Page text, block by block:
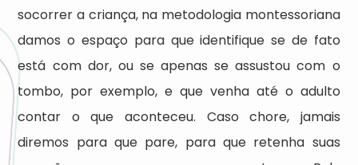
socorrer a criança, na metodologia montessoriana
damos o espaço para que identifique se de fato
está com dor, ou se apenas se assustou com o
tombo, por exemplo, e que venha até o adulto
contar o que aconteceu. Caso chore, jamais
diremos para que pare, para que retenha suas